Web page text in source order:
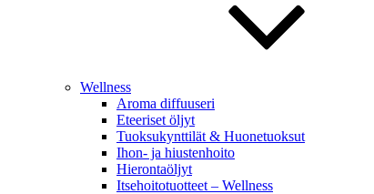
Wellness
Aroma diffuuseri
Eteeriset öljyt
Tuoksukynttilät & Huonetuoksut
Ihon- ja hiustenhoito
Hierontaöljyt
Itsehoitotuotteet – Wellness